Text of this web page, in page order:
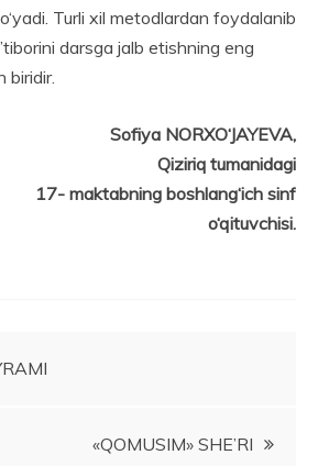
Turli xil metodlardan foydalanib
darsga jalb etishning eng
biridir.
Sofiya NORXO‘JAYEVA,
Qiziriq tumanidagi
17- maktabning boshlang‘ich sinf
o‘qituvchisi.
«QOMUSIM» SHE’RI